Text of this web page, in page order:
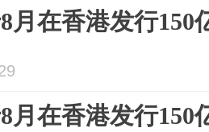
月在香港发行150
月在香港发行150